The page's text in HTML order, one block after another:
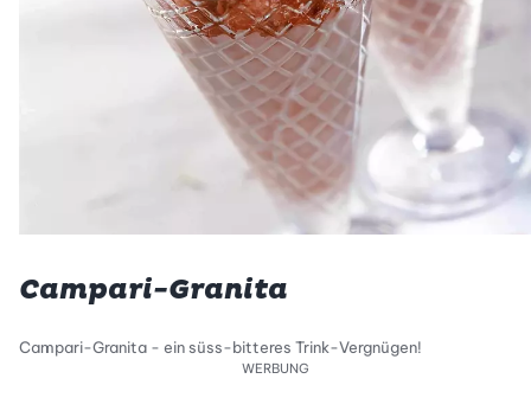
Campari-Granita
Campari-Granita - ein süss-bitteres Trink-Vergnügen!
WERBUNG